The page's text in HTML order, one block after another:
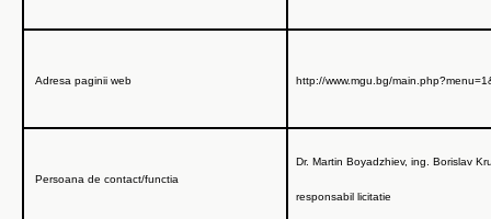
Adresa paginii web http://www.mgu.bg/
Persoana de contact/functia
Dr. Martin Boyadzhiev, ing. Borislav
responsabil licitatie